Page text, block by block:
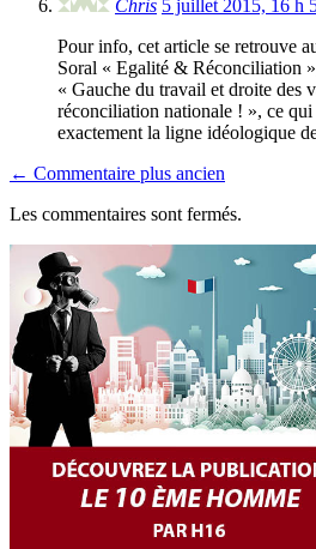
Chris 5 juillet 2015, 16 h
Pour info, cet article se retrouve
Soral « Egalité & Réconciliation
« Gauche du travail et droite des
réconciliation nationale ! », ce qui
exactement la ligne idéologique
← Commentaire plus ancien
Les commentaires sont fermés.